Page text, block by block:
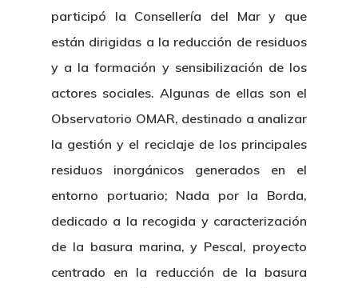
participó la Consellería del Mar y que
están dirigidas a la reducción de residuos
y a la formación y sensibilización de los
actores sociales. Algunas de ellas son el
Observatorio OMAR, destinado a analizar
la gestión y el reciclaje de los principales
residuos inorgánicos generados en el
entorno portuario; Nada por la Borda,
dedicado a la recogida y caracterización
de la basura marina, y Pescal, proyecto
centrado en la reducción de la basura